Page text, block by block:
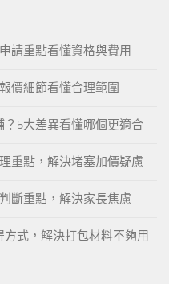
請重點看懂資格與費用
價細節看懂合理範圍
5大差異看懂哪個更適合
重點，解決堵塞加價疑慮
斷重點，解決家長焦慮
式，解決打包材料不夠用